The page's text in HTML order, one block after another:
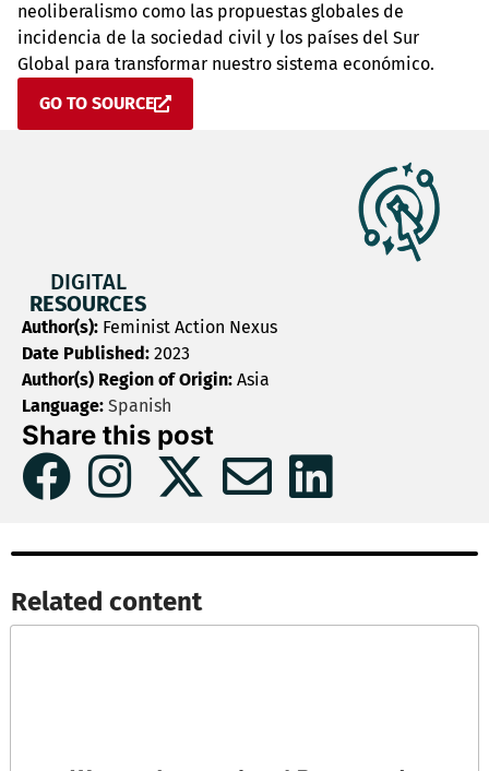
neoliberalismo como las propuestas globales de
incidencia de la sociedad civil y los países del Sur
Global para transformar nuestro sistema económico.
GO TO SOURCE
DIGITAL
RESOURCES
Author(s): Feminist Action Nexus
Date Published: 2023
Author(s) Region of Origin: Asia
Language: Spanish
Share this post
Related content​